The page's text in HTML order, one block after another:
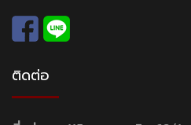
ติดต่อ